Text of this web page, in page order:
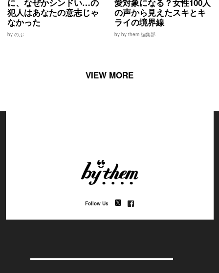
犯人はあなたの意志じゃ
なかった
by のぶ
の声から見えたスキとキ
ライの境界線
by by them 編集部
VIEW MORE
Follow Us